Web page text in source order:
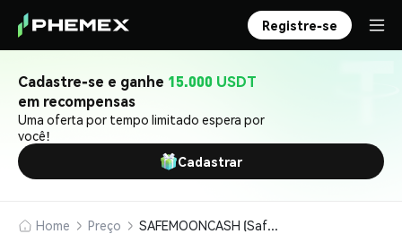
Registre-se
Cadastre-se e ganhe 15.000 USDT
em recompensas
Uma oferta por tempo limitado espera por
você!
Cadastrar
Home Preço SAFEMOONCASH (SafeMoonCash)